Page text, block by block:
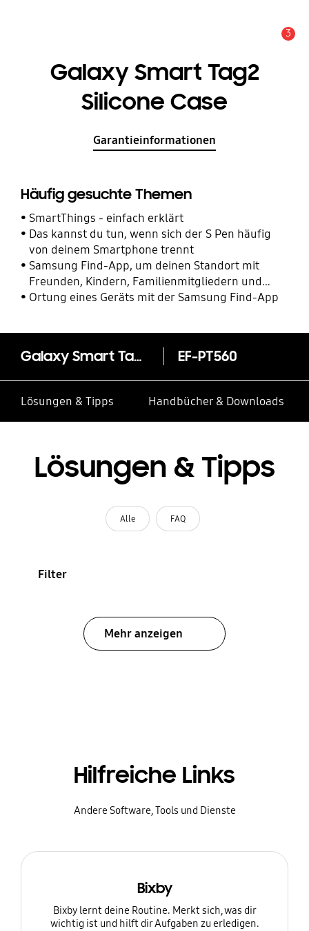
3
Galaxy Smart Tag2
Silicone Case
Garantieinformationen
Häufig gesuchte Themen
SmartThings - einfach erklärt
Das kannst du tun, wenn sich der S Pen häufig
von deinem Smartphone trennt
Samsung Find-App, um deinen Standort mit
Freunden, Kindern, Familienmitgliedern und
anderen Kontakten zu teilen
Ortung eines Geräts mit der Samsung Find-App
Galaxy Smart Tag2 Silicone Case EF-PT560
Lösungen & Tipps Handbücher & Downloads
Lösungen & Tipps
Alle FAQ
Filter
Mehr anzeigen
Hilfreiche Links
Andere Software, Tools und Dienste
Bixby
Bixby lernt deine Routine. Merkt sich, was dir
wichtig ist und hilft dir Aufgaben zu erledigen.